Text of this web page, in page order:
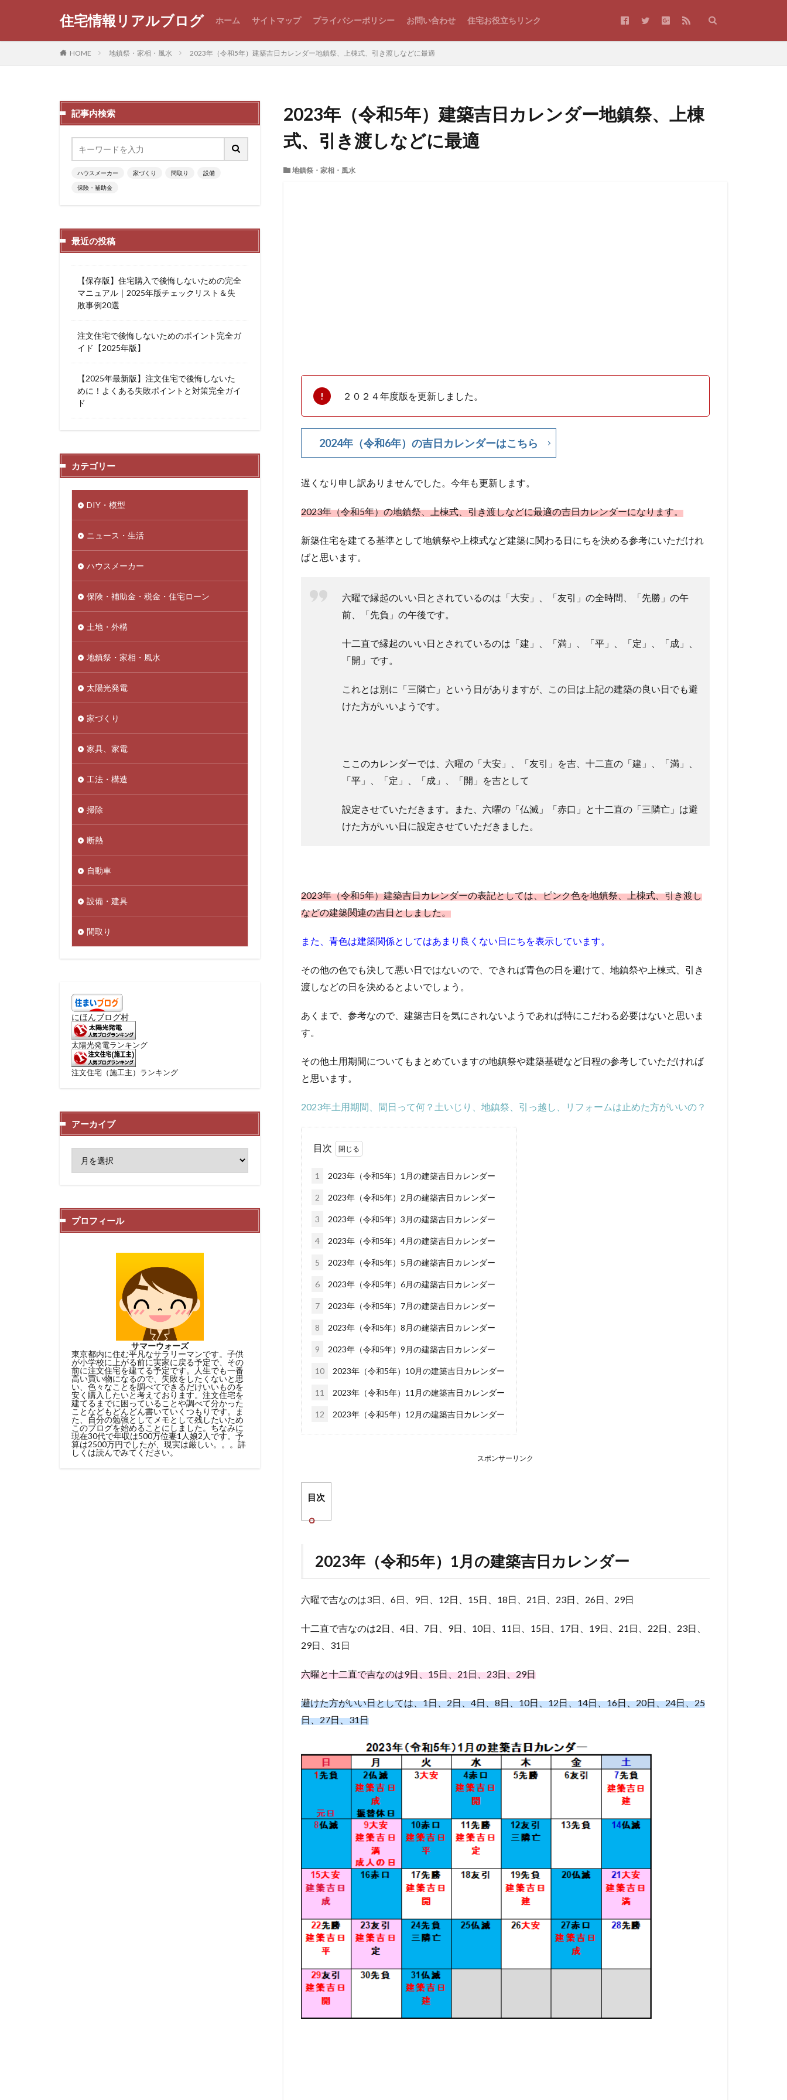
住宅情報リアルブログ ホーム サイトマップ プライバシーポリシー お問い合わせ 住宅お役立ちリンク
HOME 地鎮祭・家相・風水 2023年（令和5年）建築吉日カレンダー地鎮祭、上棟式、引き渡しなどに最適
2023年（令和5年）建築吉日カレンダー地鎮祭、上棟
式、引き渡しなどに最適
地鎮祭・家相・風水
２０２４年度版を更新しました。
2024年（令和6年）の吉日カレンダーはこちら
遅くなり申し訳ありませんでした。今年も更新します。
2023年（令和5年）の地鎮祭、上棟式、引き渡しなどに最適の吉日カレンダーになります。
新築住宅を建てる基準として地鎮祭や上棟式など建築に関わる日にちを決める参考にいただけれ
ばと思います。
六曜で縁起のいい日とされているのは「大安」、「友引」の全時間、「先勝」の午
前、「先負」の午後です。
十二直で縁起のいい日とされているのは「建」、「満」、「平」、「定」、「成」、
「開」です。
これとは別に「三隣亡」という日がありますが、この日は上記の建築の良い日でも避
けた方がいいようです。
ここのカレンダーでは、六曜の「大安」、「友引」を吉、十二直の「建」、「満」、
「平」、「定」、「成」、「開」を吉として
設定させていただきます。また、六曜の「仏滅」「赤口」と十二直の「三隣亡」は避
けた方がいい日に設定させていただきました。
2023年（令和5年）建築吉日カレンダーの表記としては、ピンク色を地鎮祭、上棟式、引き渡し
などの建築関連の吉日としました。
また、青色は建築関係としてはあまり良くない日にちを表示しています。
その他の色でも決して悪い日ではないので、できれば青色の日を避けて、地鎮祭や上棟式、引き
渡しなどの日を決めるとよいでしょう。
あくまで、参考なので、建築吉日を気にされないようであれば特にこだわる必要はないと思いま
す。
その他土用期間についてもまとめていますの地鎮祭や建築基礎など日程の参考していただければ
と思います。
2023年土用期間、間日って何？土いじり、地鎮祭、引っ越し、リフォームは止めた方がいいの？
目次
1 2023年（令和5年）1月の建築吉日カレンダー
2 2023年（令和5年）2月の建築吉日カレンダー
3 2023年（令和5年）3月の建築吉日カレンダー
4 2023年（令和5年）4月の建築吉日カレンダー
5 2023年（令和5年）5月の建築吉日カレンダー
6 2023年（令和5年）6月の建築吉日カレンダー
7 2023年（令和5年）7月の建築吉日カレンダー
8 2023年（令和5年）8月の建築吉日カレンダー
9 2023年（令和5年）9月の建築吉日カレンダー
10 2023年（令和5年）10月の建築吉日カレンダー
11 2023年（令和5年）11月の建築吉日カレンダー
12 2023年（令和5年）12月の建築吉日カレンダー
スポンサーリンク
目次
2023年（令和5年）1月の建築吉日カレンダー
六曜で吉なのは3日、6日、9日、12日、15日、18日、21日、23日、26日、29日
十二直で吉なのは2日、4日、7日、9日、10日、11日、15日、17日、19日、21日、22日、23日、
29日、31日
六曜と十二直で吉なのは9日、15日、21日、23日、29日
避けた方がいい日としては、1日、2日、4日、8日、10日、12日、14日、16日、20日、24日、25
日、27日、31日
記事内検索
ハウスメーカー 家づくり 間取り 設備
保険・補助金
最近の投稿
【保存版】住宅購入で後悔しないための完全
マニュアル｜2025年版チェックリスト＆失
敗事例20選
注文住宅で後悔しないためのポイント完全ガ
イド【2025年版】
【2025年最新版】注文住宅で後悔しないた
めに！よくある失敗ポイントと対策完全ガイ
ド
カテゴリー
DIY・模型
ニュース・生活
ハウスメーカー
保険・補助金・税金・住宅ローン
土地・外構
地鎮祭・家相・風水
太陽光発電
家づくり
家具、家電
工法・構造
掃除
断熱
自動車
設備・建具
間取り
にほんブログ村
太陽光発電ランキング
注文住宅（施工主）ランキング
アーカイブ
プロフィール
サマーウォーズ
東京都内に住む平凡なサラリーマンです。子供
が小学校に上がる前に実家に戻る予定で、その
前に注文住宅を建てる予定です。人生でも一番
高い買い物になるので、失敗をしたくないと思
い、色々なことを調べてできるだけいいものを
安く購入したいと考えております。注文住宅を
建てるまでに困っていることや調べて分かった
ことなどもどんどん書いていくつもりです。ま
た、自分の勉強としてメモとして残したいため
このブログを始めることにしました。ちなみに
現在30代で年収は500万位妻1人娘2人です。予
算は2500万円でしたが、現実は厳しい。。。詳
しくは読んでみてください。